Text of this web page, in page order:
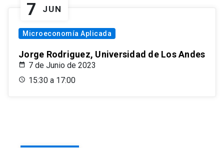
7 JUN
Microeconomía Aplicada
Jorge Rodriguez, Universidad de Los Andes
7 de Junio de 2023
15:30 a 17:00